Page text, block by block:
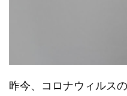
昨今、コロナウィルス